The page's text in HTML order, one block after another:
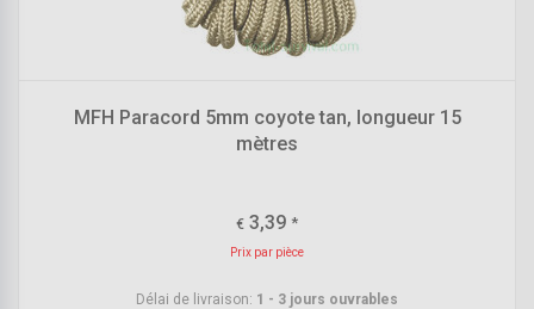
MFH Paracord 5mm coyote tan, longueur 15
mètres
€ 3,39 *
Prix par pièce
Délai de livraison: 1 - 3 jours ouvrables